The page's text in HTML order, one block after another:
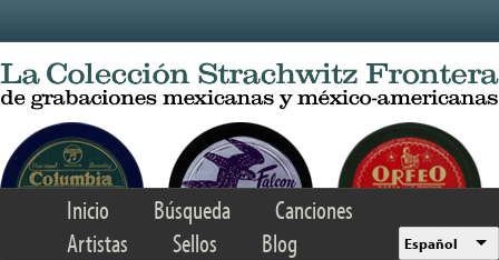
Inicio Búsqueda
Canciones
Artistas
Sellos Blog Español